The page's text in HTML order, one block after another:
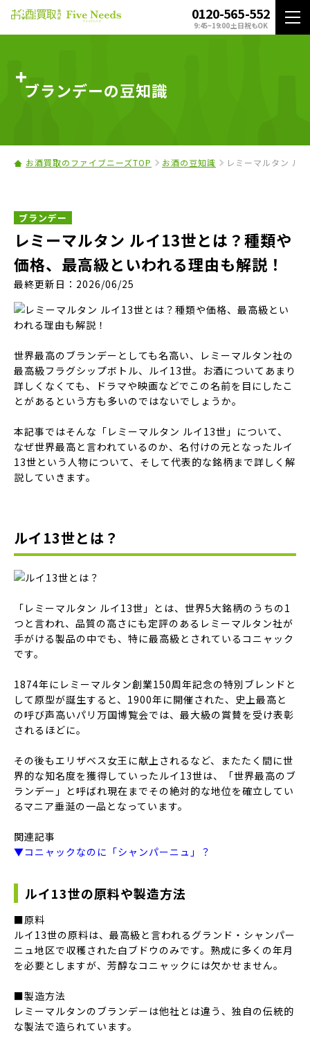
0120-565-552
9:45~19:00 土日祝もOK
ブランデーの豆知識
お酒買取のファイブニーズTOP お酒の豆知識 レミーマルタン ル
ブランデー
レミーマルタン ルイ13世とは？種類や
価格、最高級といわれる理由も解説！
最終更新日：2026/06/25
世界最高のブランデーとしても名高い、レミーマルタン社の
最高級フラグシップボトル、ルイ13世。お酒についてあまり
詳しくなくても、ドラマや映画などでこの名前を目にしたこ
とがあるという方も多いのではないでしょうか。
本記事ではそんな「レミーマルタン ルイ13世」について、
なぜ世界最高と言われているのか、名付けの元となったルイ
13世という人物について、そして代表的な銘柄まで詳しく解
説していきます。
ルイ13世とは？
「レミーマルタン ルイ13世」とは、世界5大銘柄のうちの1
つと言われ、品質の高さにも定評のあるレミーマルタン社が
手がける製品の中でも、特に最高級とされているコニャック
です。
1874年にレミーマルタン創業150周年記念の特別ブレンドと
して原型が誕生すると、1900年に開催された、史上最高と
の呼び声高いパリ万国博覧会では、最大級の賞賛を受け表彰
されるほどに。
その後もエリザベス女王に献上されるなど、またたく間に世
界的な知名度を獲得していったルイ13世は、「世界最高のブ
ランデー」と呼ばれ現在までその絶対的な地位を確立してい
るマニア垂涎の一品となっています。
関連記事
▼コニャックなのに「シャンパーニュ」？
ルイ13世の原料や製造方法
■原料
ルイ13世の原料は、最高級と言われるグランド・シャンパー
ニュ地区で収穫された白ブドウのみです。熟成に多くの年月
を必要としますが、芳醇なコニャックには欠かせません。
■製造方法
レミーマルタンのブランデーは他社とは違う、独自の伝統的
な製法で造られています。